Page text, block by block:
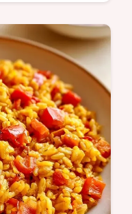
Erfahren Sie,
für eine